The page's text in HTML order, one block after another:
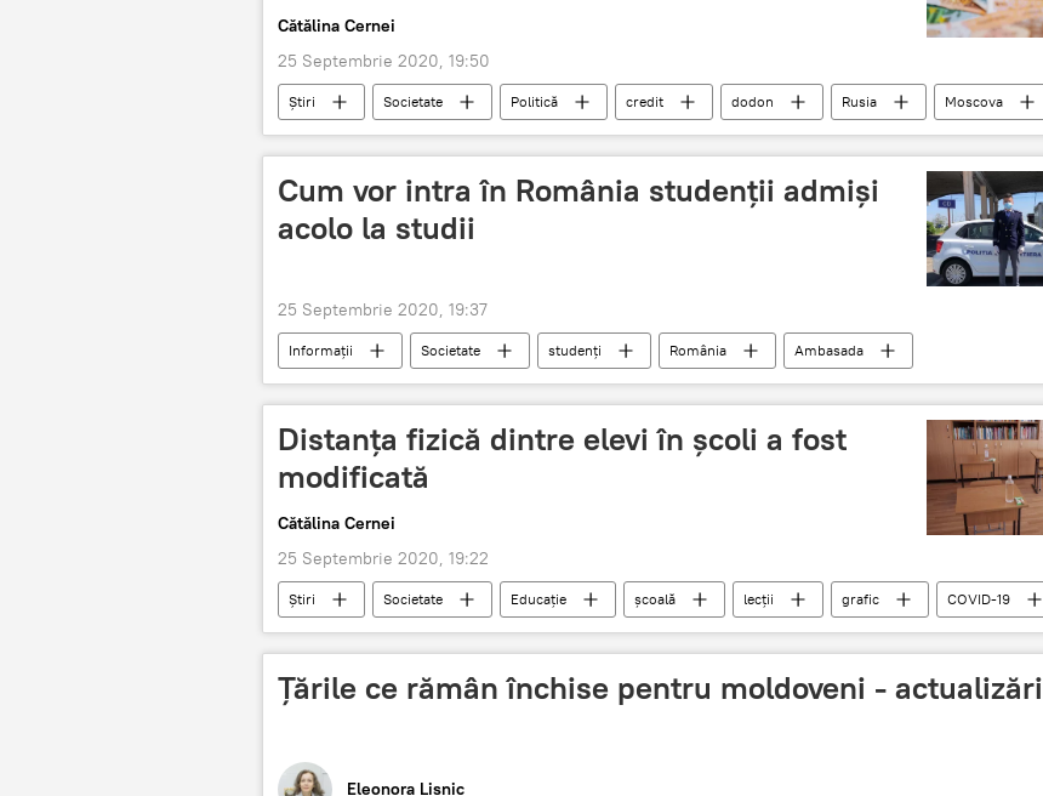
Cătălina Cernei
25 Septembrie 2020, 19:50
Știri Societate Politică credit dodon Rusia Moscova
Cum vor intra în România studenții admiși
acolo la studii
25 Septembrie 2020, 19:37
Informații Societate studenți România Ambasada
Distanța fizică dintre elevi în școli a fost
modificată
Cătălina Cernei
25 Septembrie 2020, 19:22
Știri Societate Educație școală lecții grafic COVID-19
Țările ce rămân închise pentru moldoveni - actualizări
Eleonora Lisnic